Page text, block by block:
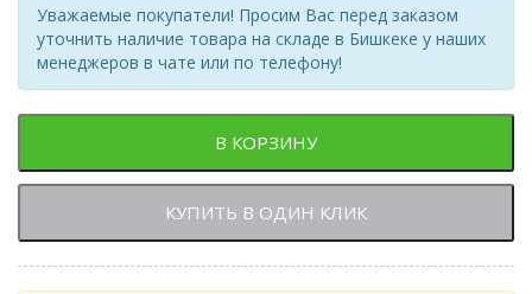
Уважаемые покупатели! Просим Вас перед заказом
уточнить наличие товара на складе в Бишкеке у наших
менеджеров в чате или по телефону!
В КОРЗИНУ
КУПИТЬ В ОДИН КЛИК